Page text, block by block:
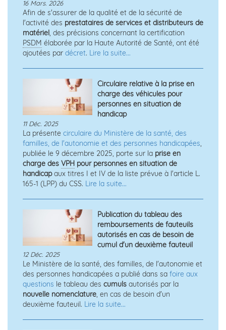
16 Mars. 2026
Afin de s'assurer de la qualité et de la sécurité de
l'activité des prestataires de services et distributeurs de
matériel, des précisions concernant la certification
PSDM élaborée par la Haute Autorité de Santé, ont été
ajoutées par décret. Lire la suite...
Circulaire relative à la prise en
charge des véhicules pour
personnes en situation de
handicap
11 Déc. 2025
La présente circulaire du Ministère de la santé, des
familles, de l'autonomie et des personnes handicapées,
publiée le 9 décembre 2025, porte sur la prise en
charge des VPH pour personnes en situation de
handicapaux titres I et IV de la liste prévue à l'article L.
165-1 (LPP) du CSS. Lire la suite...
Publication du tableau des
remboursements de fauteuils
autorisés en cas de besoin de
cumul d'un deuxième fauteuil
12 Déc. 2025
Le Ministère de la santé, des familles, de l'autonomie et
des personnes handicapées a publié dans sa foire aux
questions le tableau des cumuls autorisés par la
nouvelle nomenclature, en cas de besoin d'un
deuxième fauteuil. Lire la suite...